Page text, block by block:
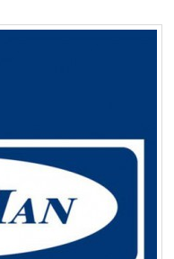
Способ
Самовывоз
Время